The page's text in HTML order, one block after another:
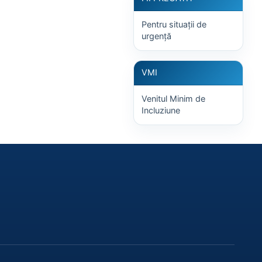
Pentru situații de
urgență
VMI
Venitul Minim de
Incluziune